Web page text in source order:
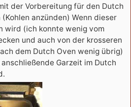
der Vorbereitung für den Dutch
anzünden) Wenn dieser
wird (ich konnte wenig vom
und auch von der krosseren
dem Dutch Oven wenig übrig)
Garzeit im Dutch